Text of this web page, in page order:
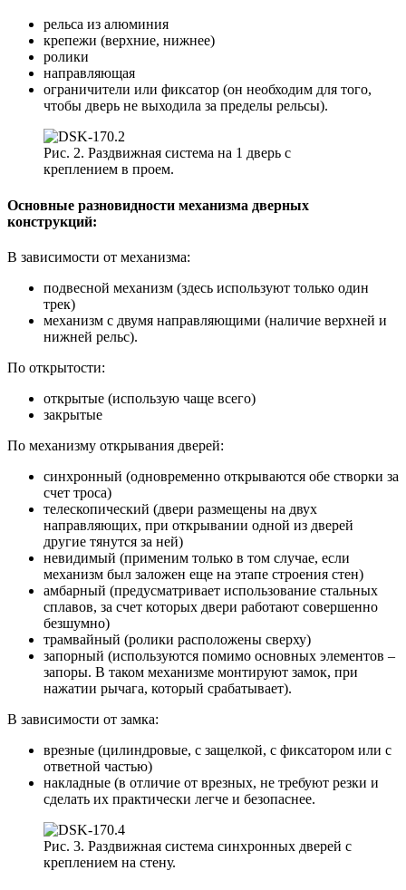
рельса из алюминия
крепежи (верхние, нижнее)
ролики
направляющая
ограничители или фиксатор (он необходим для того,
чтобы дверь не выходила за пределы рельсы).
Рис. 2. Раздвижная система на 1 дверь с
креплением в проем.
Основные разновидности механизма дверных
конструкций:
В зависимости от механизма:
подвесной механизм (здесь используют только один
трек)
механизм с двумя направляющими (наличие верхней и
нижней рельс).
По открытости:
открытые (использую чаще всего)
закрытые
По механизму открывания дверей:
синхронный (одновременно открываются обе створки за
счет троса)
телескопический (двери размещены на двух
направляющих, при открывании одной из дверей
другие тянутся за ней)
невидимый (применим только в том случае, если
механизм был заложен еще на этапе строения стен)
амбарный (предусматривает использование стальных
сплавов, за счет которых двери работают совершенно
безшумно)
трамвайный (ролики расположены сверху)
запорный (используются помимо основных элементов –
запоры. В таком механизме монтируют замок, при
нажатии рычага, который срабатывает).
В зависимости от замка:
врезные (цилиндровые, с защелкой, с фиксатором или с
ответной частью)
накладные (в отличие от врезных, не требуют резки и
сделать их практически легче и безопаснее.
Рис. 3. Раздвижная система синхронных дверей с
креплением на стену.